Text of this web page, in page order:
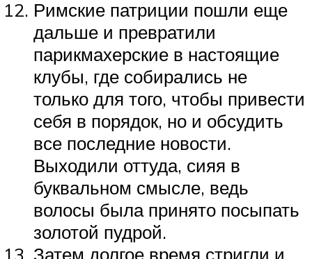
Римские патриции пошли еще
дальше и превратили
парикмахерские в настоящие
клубы, где собирались не
только для того, чтобы привести
себя в порядок, но и обсудить
все последние новости.
Выходили оттуда, сияя в
буквальном смысле, ведь
волосы была принято посыпать
золотой пудрой.
Затем долгое время стригли и